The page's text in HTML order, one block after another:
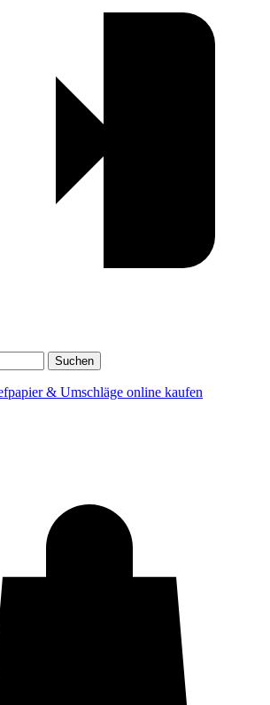
Suchen